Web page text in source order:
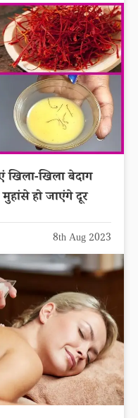
खिला बेदाग
हो जाएंगे दूर
8th Aug 2023